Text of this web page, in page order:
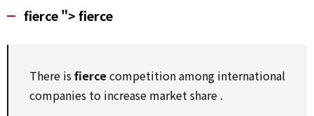
fierce ">fierce
There is fiercecompetitionamong international
companies to increase marketshare .